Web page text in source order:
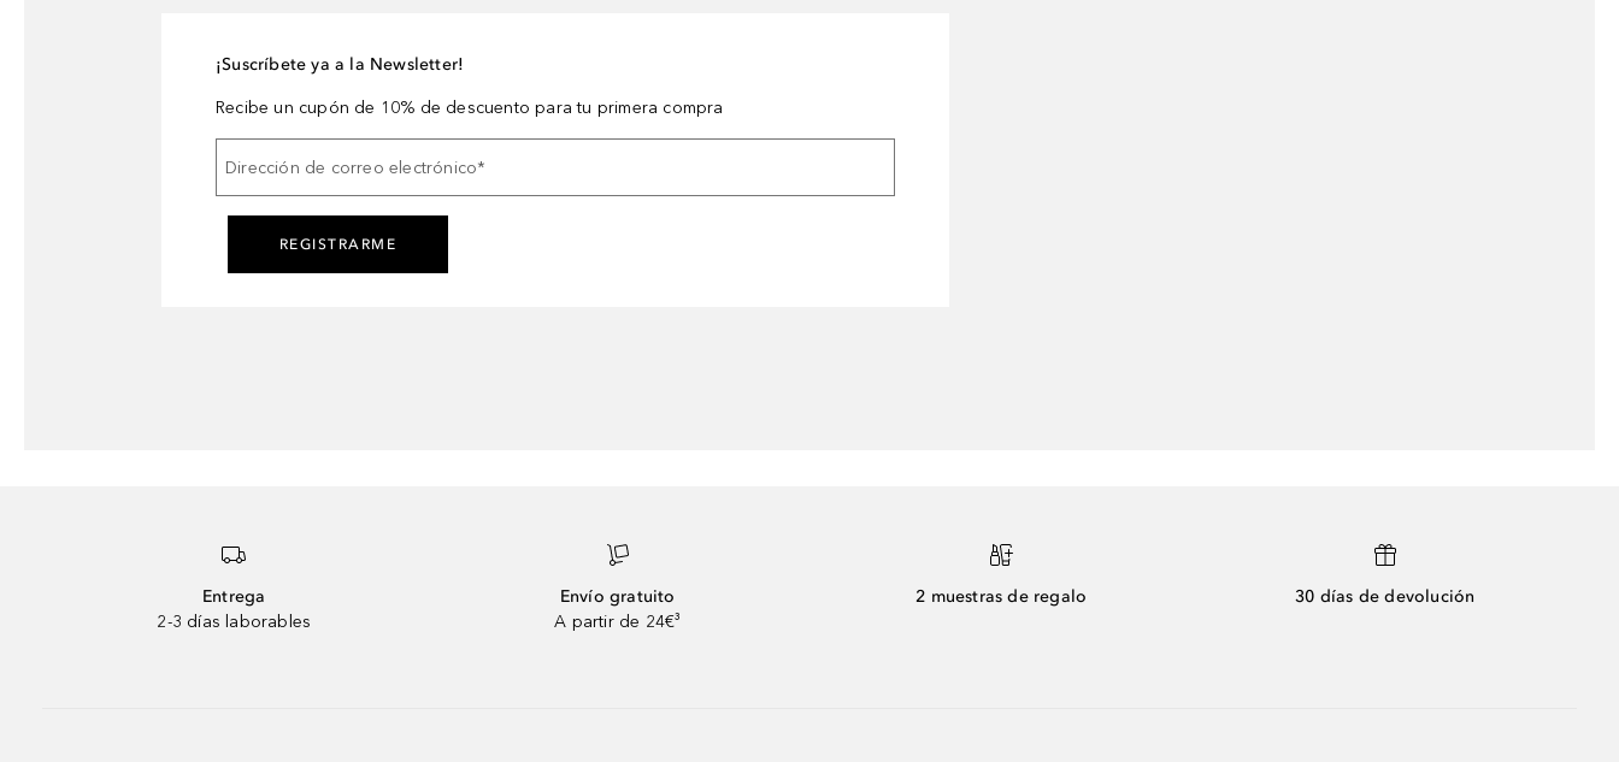
¡Suscríbete ya a la Newsletter!
Recibe un cupón de 10% de descuento para tu primera compra
Dirección de correo electrónico*
REGISTRARME
Entrega
2-3 días laborables
Envío gratuito
A partir de 24€³
2 muestras de regalo 30 días de devolución